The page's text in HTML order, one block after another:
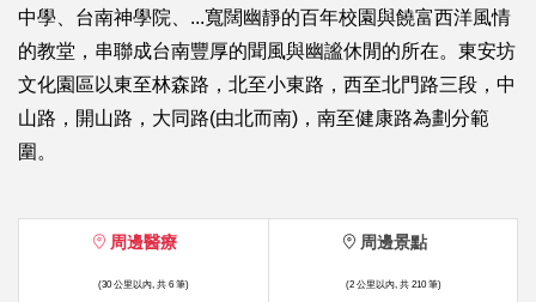
中學、台南神學院、...寬闊幽靜的百年校園與饒富西洋風情
的教堂，串聯成台南豐厚的聞風與幽謐休閒的所在。東安坊
文化園區以東至林森路，北至小東路，西至北門路三段，中
山路，開山路，大同路(由北而南)，南至健康路為劃分範
圍。
周邊醫療
(30 公里以內, 共 6 筆)
周邊景點
(2 公里以內, 共 210 筆)